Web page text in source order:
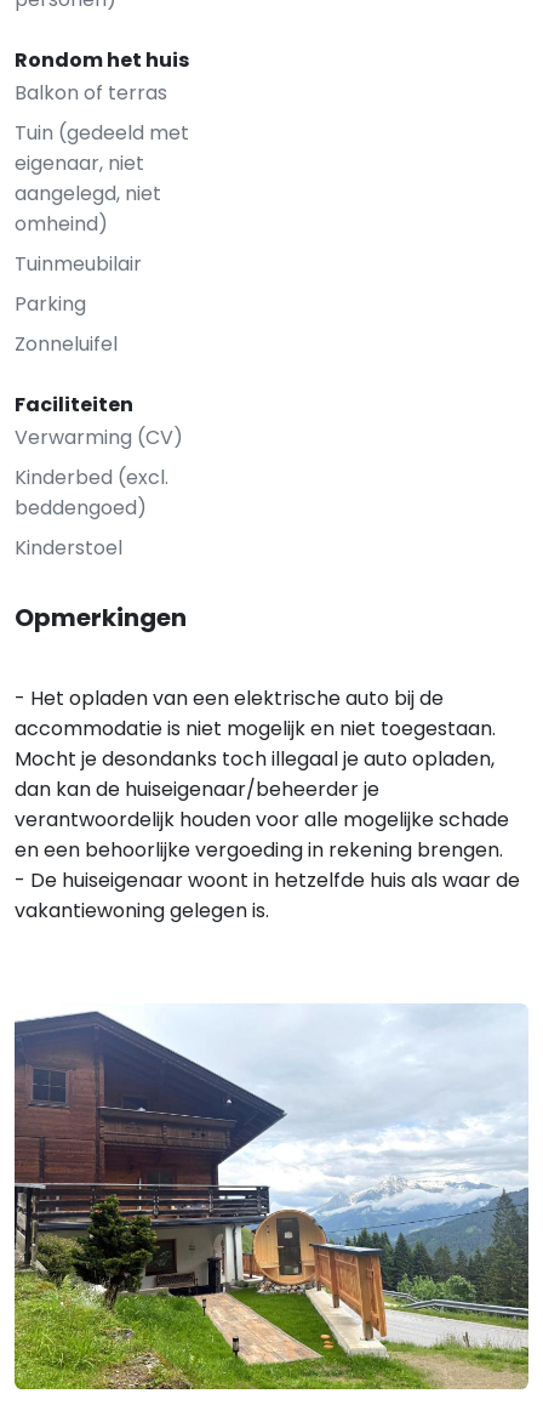
Rondom het huis
Balkon of terras
Tuin (gedeeld met
eigenaar, niet
aangelegd, niet
omheind)
Tuinmeubilair
Parking
Zonneluifel
Faciliteiten
Verwarming (CV)
Kinderbed (excl.
beddengoed)
Kinderstoel
Opmerkingen
- Het opladen van een elektrische auto bij de
accommodatie is niet mogelijk en niet toegestaan.
Mocht je desondanks toch illegaal je auto opladen,
dan kan de huiseigenaar/beheerder je
verantwoordelijk houden voor alle mogelijke schade
en een behoorlijke vergoeding in rekening brengen.
- De huiseigenaar woont in hetzelfde huis als waar de
vakantiewoning gelegen is.